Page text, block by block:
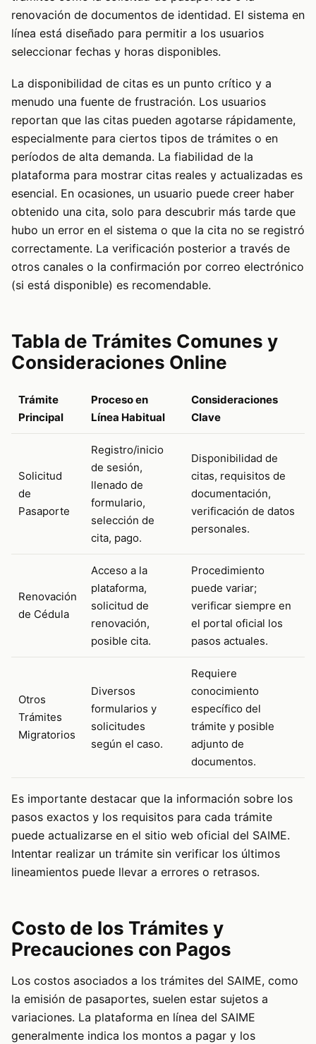
renovación de documentos de identidad. El sistema en
línea está diseñado para permitir a los usuarios
seleccionar fechas y horas disponibles.
La disponibilidad de citas es un punto crítico y a
menudo una fuente de frustración. Los usuarios
reportan que las citas pueden agotarse rápidamente,
especialmente para ciertos tipos de trámites o en
períodos de alta demanda. La fiabilidad de la
plataforma para mostrar citas reales y actualizadas es
esencial. En ocasiones, un usuario puede creer haber
obtenido una cita, solo para descubrir más tarde que
hubo un error en el sistema o que la cita no se registró
correctamente. La verificación posterior a través de
otros canales o la confirmación por correo electrónico
(si está disponible) es recomendable.
Tabla de Trámites Comunes y
Consideraciones Online
Trámite
Principal
Proceso en
Línea Habitual
Consideraciones
Clave
Solicitud
de
Pasaporte
Registro/inicio
de sesión,
llenado de
formulario,
selección de
cita, pago.
Disponibilidad de
citas, requisitos de
documentación,
verificación de datos
personales.
Renovación
de Cédula
Acceso a la
plataforma,
solicitud de
renovación,
posible cita.
Procedimiento
puede variar;
verificar siempre en
el portal oficial los
pasos actuales.
Otros
Trámites
Migratorios
Diversos
formularios y
solicitudes
según el caso.
Requiere
conocimiento
específico del
trámite y posible
adjunto de
documentos.
Es importante destacar que la información sobre los
pasos exactos y los requisitos para cada trámite
puede actualizarse en el sitio web oficial del SAIME.
Intentar realizar un trámite sin verificar los últimos
lineamientos puede llevar a errores o retrasos.
Costo de los Trámites y
Precauciones con Pagos
Los costos asociados a los trámites del SAIME, como
la emisión de pasaportes, suelen estar sujetos a
variaciones. La plataforma en línea del SAIME
generalmente indica los montos a pagar y los